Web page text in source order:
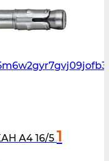
A4 16/5 1